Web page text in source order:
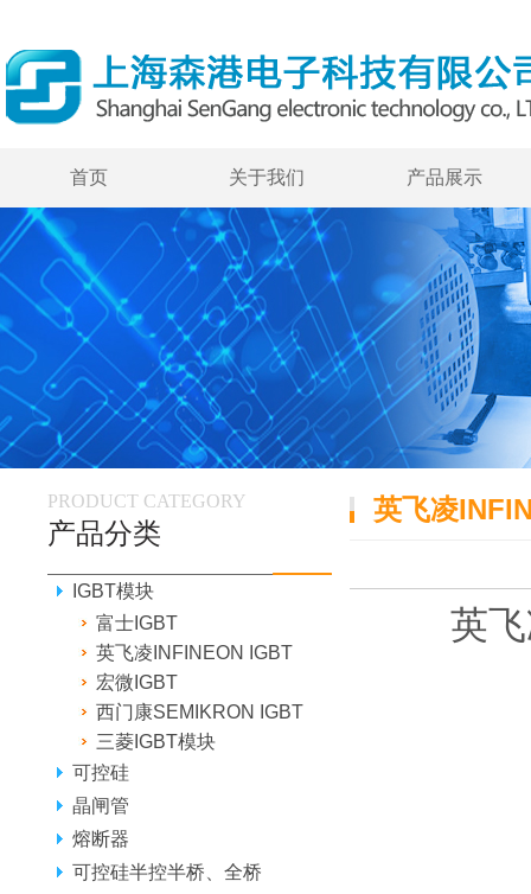
首页 关于我们 产品展示
英飞凌
英
PRODUCT CATEGORY
产品分类
IGBT模块
富士IGBT
英飞凌INFINEON IGBT
宏微IGBT
西门康SEMIKRON IGBT
三菱IGBT模块
可控硅
晶闸管
熔断器
可控硅半控半桥、全桥